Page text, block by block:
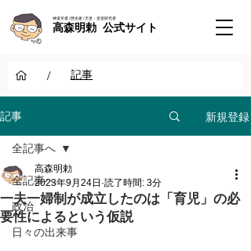
神道学者 / 歴史家 / 天皇・皇室研究者
高森明勅 公式サイト
/ 記事
記事 新規登録
全記事へ
政治
日々の出来事
全記事へ
一夫一婦制が成立したのは「育児」の必
要性によるという仮説
高森明勅
2023年9月24日 読了時間: 3分